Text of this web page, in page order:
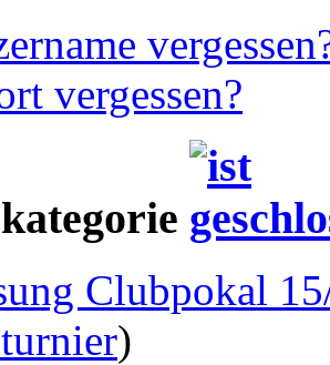
vergessen?
Clubpokal
)